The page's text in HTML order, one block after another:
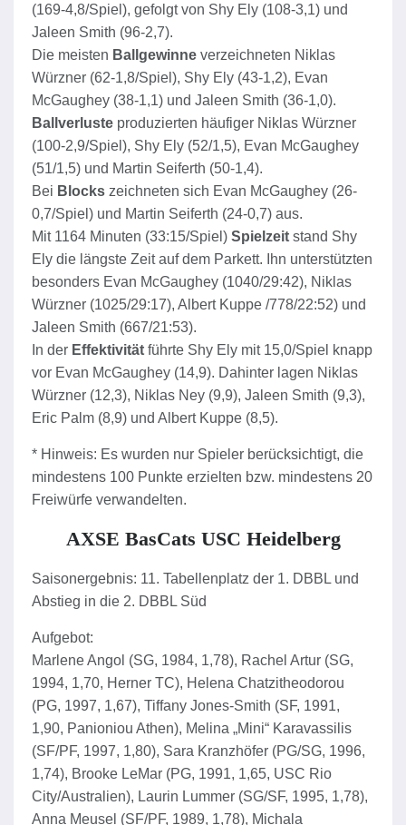
(169-4,8/Spiel), gefolgt von Shy Ely (108-3,1) und
Jaleen Smith (96-2,7).
Die meisten Ballgewinne verzeichneten Niklas
Würzner (62-1,8/Spiel), Shy Ely (43-1,2), Evan
McGaughey (38-1,1) und Jaleen Smith (36-1,0).
Ballverluste produzierten häufiger Niklas Würzner
(100-2,9/Spiel), Shy Ely (52/1,5), Evan McGaughey
(51/1,5) und Martin Seiferth (50-1,4).
Bei Blocks zeichneten sich Evan McGaughey (26-
0,7/Spiel) und Martin Seiferth (24-0,7) aus.
Mit 1164 Minuten (33:15/Spiel) Spielzeit stand Shy
Ely die längste Zeit auf dem Parkett. Ihn unterstützten
besonders Evan McGaughey (1040/29:42), Niklas
Würzner (1025/29:17), Albert Kuppe /778/22:52) und
Jaleen Smith (667/21:53).
In der Effektivität führte Shy Ely mit 15,0/Spiel knapp
vor Evan McGaughey (14,9). Dahinter lagen Niklas
Würzner (12,3), Niklas Ney (9,9), Jaleen Smith (9,3),
Eric Palm (8,9) und Albert Kuppe (8,5).
* Hinweis: Es wurden nur Spieler berücksichtigt, die
mindestens 100 Punkte erzielten bzw. mindestens 20
Freiwürfe verwandelten.
AXSE BasCats USC Heidelberg
Saisonergebnis: 11. Tabellenplatz der 1. DBBL und
Abstieg in die 2. DBBL Süd
Aufgebot:
Marlene Angol (SG, 1984, 1,78), Rachel Artur (SG,
1994, 1,70, Herner TC), Helena Chatzitheodorou
(PG, 1997, 1,67), Tiffany Jones-Smith (SF, 1991,
1,90, Panioniou Athen), Melina „Mini“ Karavassilis
(SF/PF, 1997, 1,80), Sara Kranzhöfer (PG/SG, 1996,
1,74), Brooke LeMar (PG, 1991, 1,65, USC Rio
City/Australien), Laurin Lummer (SG/SF, 1995, 1,78),
Anna Meusel (SF/PF, 1989, 1,78), Michala